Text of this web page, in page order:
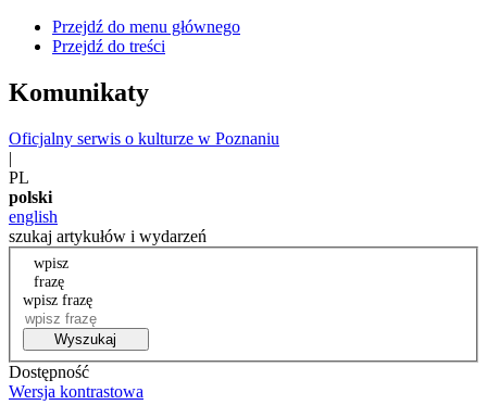
Przejdź do menu głównego
Przejdź do treści
Komunikaty
Oficjalny serwis o kulturze w Poznaniu
|
PL
polski
english
szukaj artykułów i wydarzeń
wpisz
frazę
wpisz frazę
Wyszukaj
Dostępność
Wersja kontrastowa